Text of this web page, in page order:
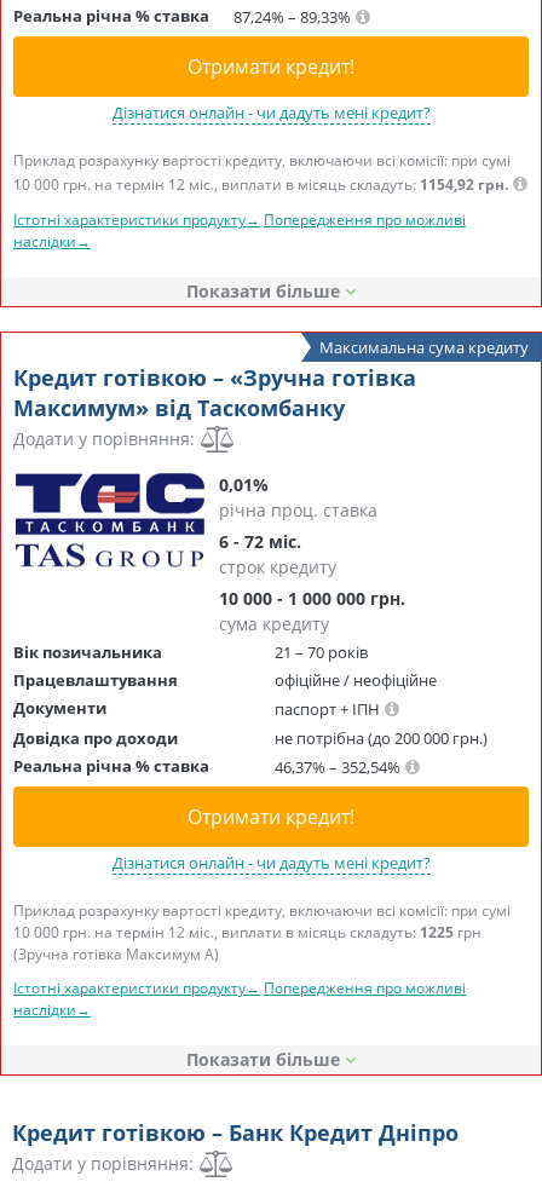
Реальна річна % ставка
87,24% – 89,33%
Отримати кредит!
Дізнатися онлайн - чи дадуть мені кредит?
Приклад розрахунку вартості кредиту, включаючи всі комісії: при сумі
10 000 грн. на термін 12 міс., виплати в місяць складуть: 1154,92 грн.
Істотні характеристики продукту→ Попередження про можливі
наслідки→
Показати
Максимальна сума кредиту
Кредит готівкою – «Зручна готівка
Максимум» від Таскомбанку
Додати у порівняння:
0,01%
річна проц. ставка
6 - 72 міс.
строк кредиту
10 000 - 1 000 000 грн.
сума кредиту
Вік позичальника
21 – 70 років
Працевлаштування
офіційне / неофіційне
Документи
паспорт + ІПН
Довідка про доходи
не потрібна (до 200 000 грн.)
Реальна річна % ставка
46,37% – 352,54%
Отримати кредит!
Дізнатися онлайн - чи дадуть мені кредит?
Приклад розрахунку вартості кредиту, включаючи всі комісії: при сумі
10 000 грн. на термін 12 міс., виплати в місяць складуть: 1225 грн
(Зручна готівка Максимум А)
Істотні характеристики продукту→ Попередження про можливі
наслідки→
Показати
Кредит готівкою – Банк Кредит Дніпро
Додати у порівняння: